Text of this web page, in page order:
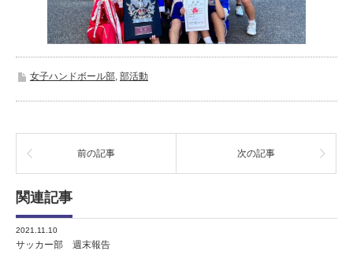
女子ハンドボール部, 部活動
前の記事 次の記事
関連記事
2021.11.10
サッカー部 週末報告